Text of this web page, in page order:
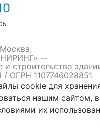
--
и строительство
/ ОГРН 1107746028851
cookie для
нашим сайтом,
их